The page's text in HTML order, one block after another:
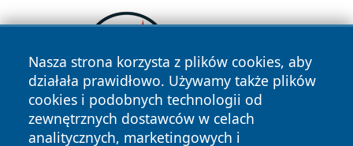
Nasza strona korzysta z plików cookies, aby
działała prawidłowo. Używamy także plików
cookies i podobnych technologii od
zewnętrznych dostawców w celach
analitycznych, marketingowych i